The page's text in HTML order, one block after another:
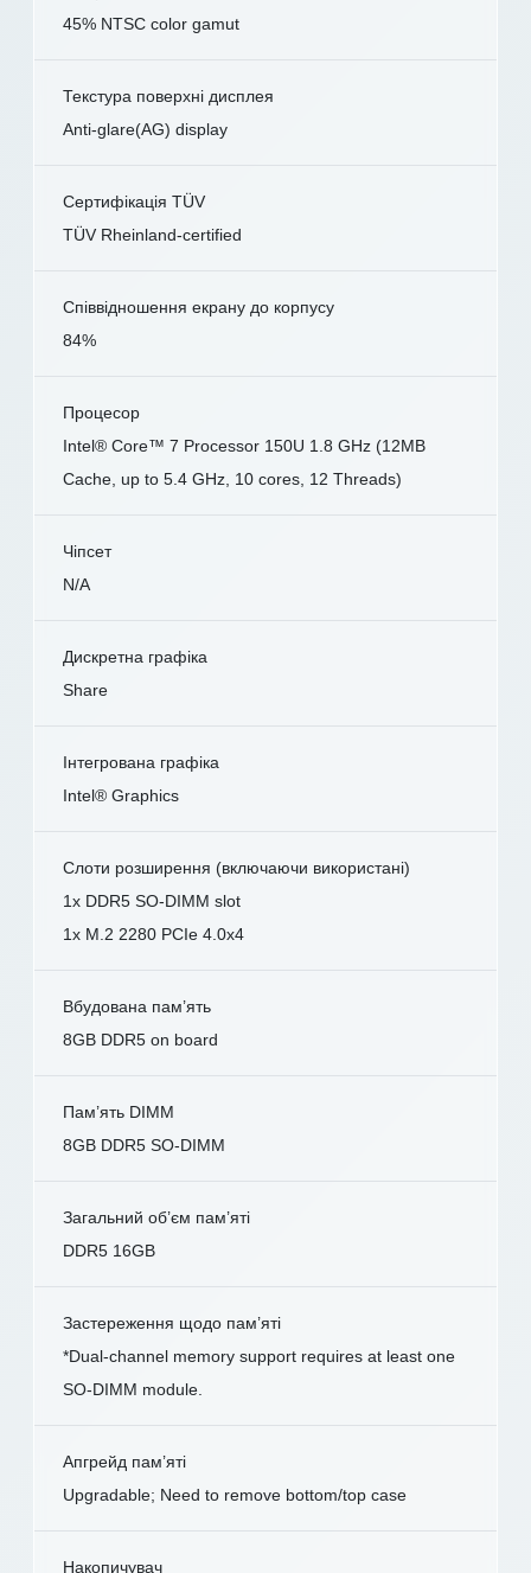
45% NTSC color gamut
Текстура поверхні дисплея
Anti-glare(AG) display
Сертифікація TÜV
TÜV Rheinland-certified
Співвідношення екрану до корпусу
84%
Процесор
Intel® Core™ 7 Processor 150U 1.8 GHz (12MB
Cache, up to 5.4 GHz, 10 cores, 12 Threads)
Чіпсет
N/A
Дискретна графіка
Share
Інтегрована графіка
Intel® Graphics
Слоти розширення (включаючи використані)
1x DDR5 SO-DIMM slot
1x M.2 2280 PCIe 4.0x4
Вбудована пам’ять
8GB DDR5 on board
Пам’ять DIMM
8GB DDR5 SO-DIMM
Загальний об’єм пам’яті
DDR5 16GB
Застереження щодо пам’яті
*Dual-channel memory support requires at least one
SO-DIMM module.
Апгрейд пам’яті
Upgradable; Need to remove bottom/top case
Накопичувач